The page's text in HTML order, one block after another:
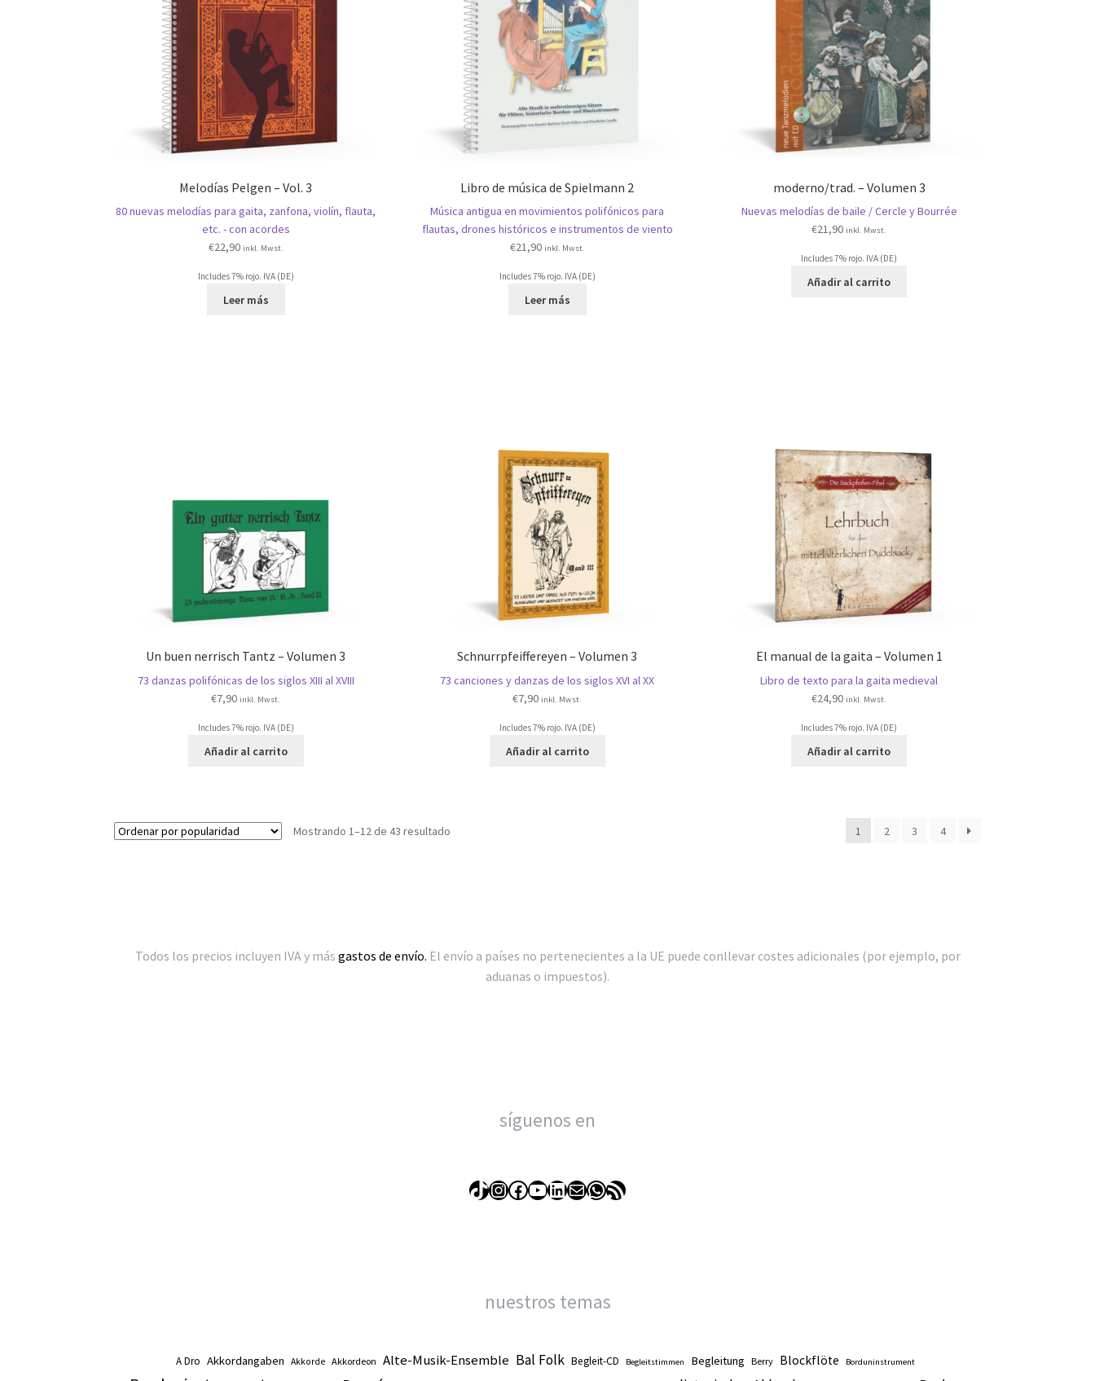
Melodías Pelgen – Vol. 3
80 nuevas melodías para gaita, zanfona, violín, flauta,
etc. - con acordes
€22,90 inkl. Mwst.
Includes 7% rojo. IVA (DE)
Leer más
Libro de música de Spielmann 2
Música antigua en movimientos polifónicos para
flautas, drones históricos e instrumentos de viento
€21,90 inkl. Mwst.
Includes 7% rojo. IVA (DE)
Leer más
moderno/trad. – Volumen 3
Nuevas melodías de baile / Cercle y Bourrée
€21,90 inkl. Mwst.
Includes 7% rojo. IVA (DE)
Añadir al carrito
Un buen nerrisch Tantz – Volumen 3
73 danzas polifónicas de los siglos XIII al XVIII
€7,90 inkl. Mwst.
Includes 7% rojo. IVA (DE)
Añadir al carrito
Schnurrpfeiffereyen – Volumen 3
73 canciones y danzas de los siglos XVI al XX
€7,90 inkl. Mwst.
Includes 7% rojo. IVA (DE)
Añadir al carrito
El manual de la gaita – Volumen 1
Libro de texto para la gaita medieval
€24,90 inkl. Mwst.
Includes 7% rojo. IVA (DE)
Añadir al carrito
Mostrando 1–12 de 43 resultado 1 2 3 4
Todos los precios incluyen IVA y más gastos de envío. El envío a países no pertenecientes a la UE puede conllevar costes adicionales (por ejemplo, por
aduanas o impuestos).
síguenos en
TikTok
Instagram
Facebook
YouTube
LinkedIn
Correo electrónico
WhatsApp
Feed RSS
nuestros temas
A Dro Akkordangaben Akkorde Akkordeon Alte-Musik-Ensemble Bal Folk Begleit-CD Begleitstimmen Begleitung Berry Blockflöte Borduninstrument